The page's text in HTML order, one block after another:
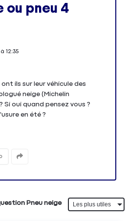
ou pneu 4
12:35
ils sur leur véhicule des
neige (Michelin
Si oui quand pensez vous ?
en été ?
Pneu neige